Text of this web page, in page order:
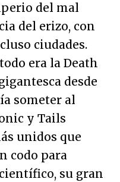
del mal
del erizo, con
ciudades.
era la Death
desde
someter al
y Tails
unidos que
codo para
su gran